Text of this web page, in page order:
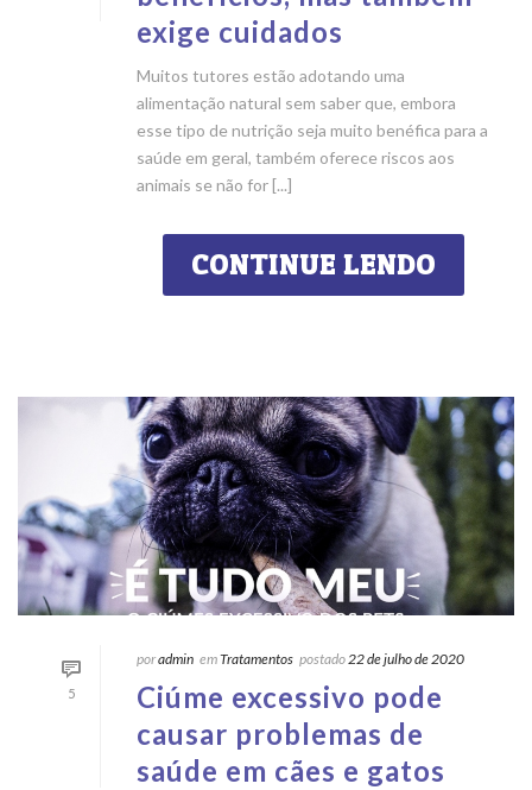
exige cuidados
Muitos tutores estão adotando uma
alimentação natural sem saber que, embora
esse tipo de nutrição seja muito benéfica para a
saúde em geral, também oferece riscos aos
animais se não for [...]
CONTINUE LENDO
5
poradmin emTratamentos postado22 de julho de 2020
Ciúme excessivo pode
causar problemas de
saúde em cães e gatos